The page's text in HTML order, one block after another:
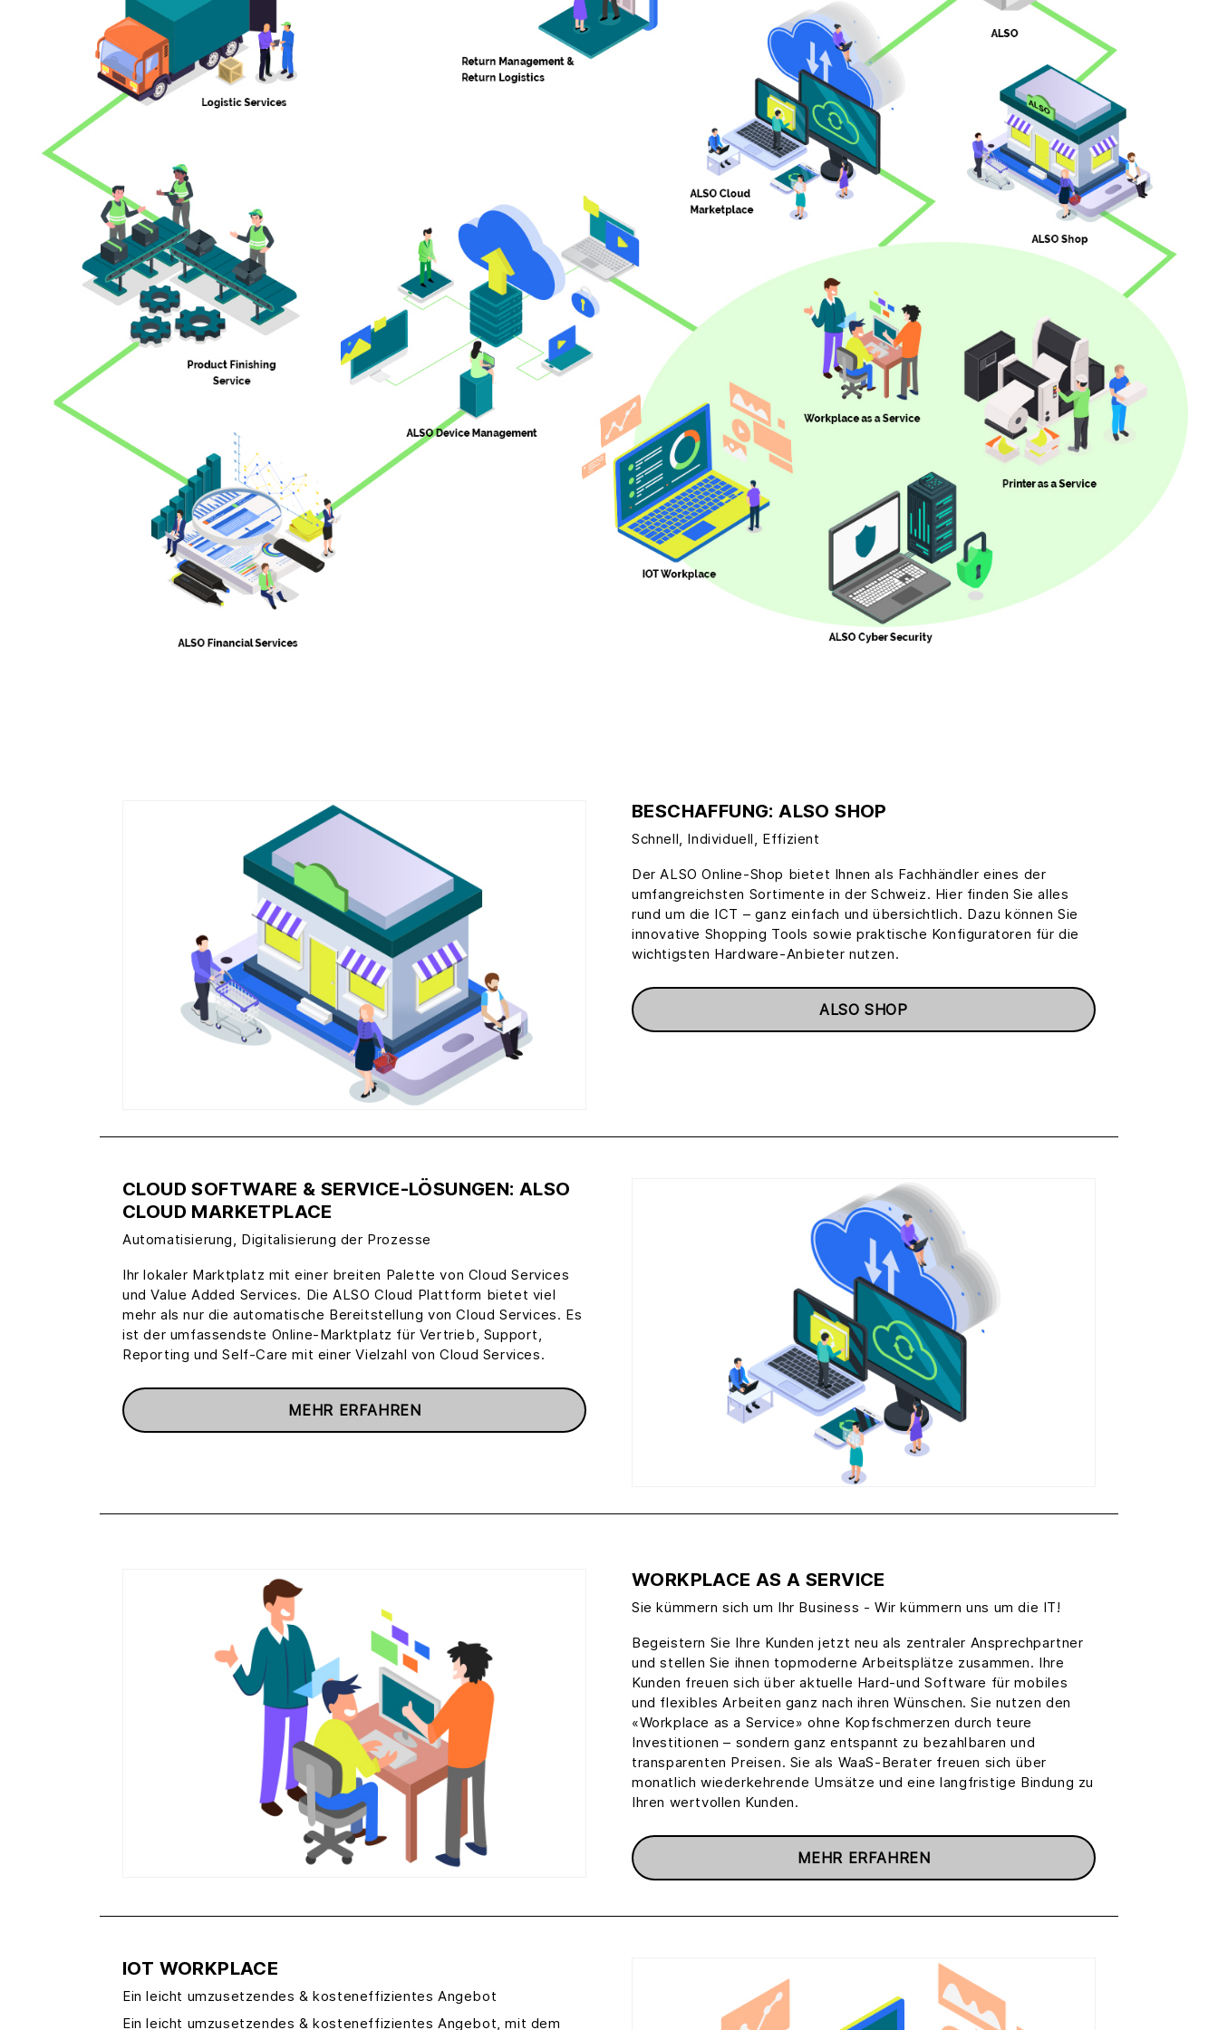
BESCHAFFUNG: ALSO SHOP
Schnell, Individuell, Effizient
Der ALSO Online-Shop bietet Ihnen als Fachhändler eines der
umfangreichsten Sortimente in der Schweiz. Hier finden Sie alles
rund um die ICT – ganz einfach und übersichtlich. Dazu können Sie
innovative Shopping Tools sowie praktische Konfiguratoren für die
wichtigsten Hardware-Anbieter nutzen.
ALSO SHOP
CLOUD SOFTWARE & SERVICE-LÖSUNGEN: ALSO
CLOUD MARKETPLACE
Automatisierung, Digitalisierung der Prozesse
Ihr lokaler Marktplatz mit einer breiten Palette von Cloud Services
und Value Added Services. Die ALSO Cloud Plattform bietet viel
mehr als nur die automatische Bereitstellung von Cloud Services. Es
ist der umfassendste Online-Marktplatz für Vertrieb, Support,
Reporting und Self-Care mit einer Vielzahl von Cloud Services.
MEHR ERFAHREN
WORKPLACE AS A SERVICE
Sie kümmern sich um Ihr Business - Wir kümmern uns um die IT!
Begeistern Sie Ihre Kunden jetzt neu als zentraler Ansprechpartner
und stellen Sie ihnen topmoderne Arbeitsplätze zusammen. Ihre
Kunden freuen sich über aktuelle Hard-und Software für mobiles
und flexibles Arbeiten ganz nach ihren Wünschen. Sie nutzen den
«Workplace as a Service» ohne Kopfschmerzen durch teure
Investitionen – sondern ganz entspannt zu bezahlbaren und
transparenten Preisen. Sie als WaaS-Berater freuen sich über
monatlich wiederkehrende Umsätze und eine langfristige Bindung zu
Ihren wertvollen Kunden.
MEHR ERFAHREN
IOT WORKPLACE
Ein leicht umzusetzendes & kosteneffizientes Angebot
Ein leicht umzusetzendes & kosteneffizientes Angebot, mit dem